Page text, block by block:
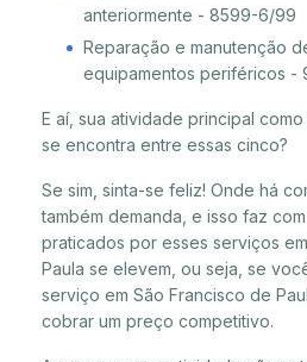
anteriormente - 8599-6/99
Reparação e manutenção
equipamentos periféricos -
E aí, sua atividade principal
se encontra entre essas cinco?
Se sim, sinta-se feliz! Onde há
também demanda, e isso faz
praticados por esses serviços
Paula se elevem, ou seja, se
serviço em São Francisco de
cobrar um preço competitivo.